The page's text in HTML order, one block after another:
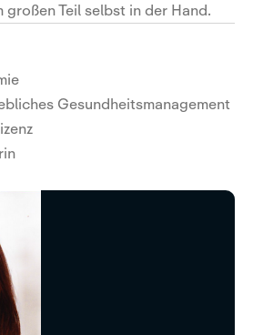
großen Teil selbst in der Hand.
Gesundheitsmanagement